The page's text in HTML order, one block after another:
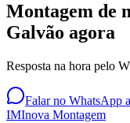
Montagem de
Galvão agora
Resposta na hora pelo
Falar no WhatsApp
IMInova Montagem